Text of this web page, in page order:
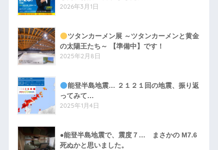
2026年3月1日
ツタンカーメン展 ～ツタンカーメンと黄金
の太陽王たち～ 【準備中】です！
2025年2月8日
能登半島地震… ２１２１回の地震、振り返
ってみて…
2025年1月4日
●能登半島地震で、震度７… まさかの M7.6
死ぬかと思いました。